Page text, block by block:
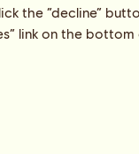
the “decline”
link on the